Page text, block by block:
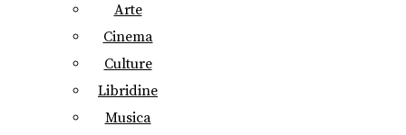
Arte
Cinema
Culture
Libridine
Musica